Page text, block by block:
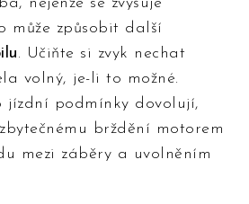
nejenže se zvyšuje
může způsobit další
. Učiňte si zvyk nechat
volný, je-li to možné.
jízdní podmínky dovolují,
brždění motorem
mezi záběry a uvolněním